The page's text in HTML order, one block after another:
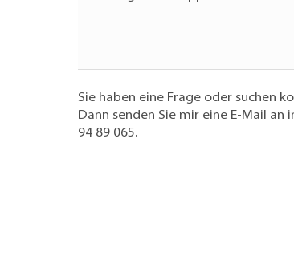
Sie haben eine Frage oder suchen
Dann senden Sie mir eine E-Mail an
94 89 065.